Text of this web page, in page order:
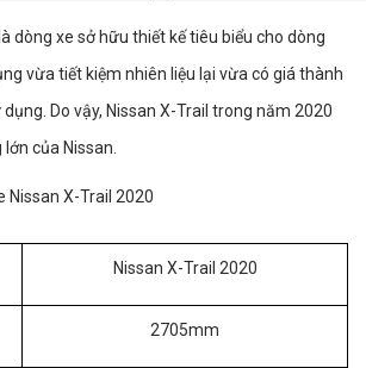
dòng xe sở hữu thiết kế tiêu biểu cho dòng
vừa tiết kiệm nhiên liệu lại vừa có giá thành
Do vậy, Nissan X-Trail trong năm 2020
của Nissan.
Nissan X-Trail 2020
Nissan X-Trail 2020
2705mm